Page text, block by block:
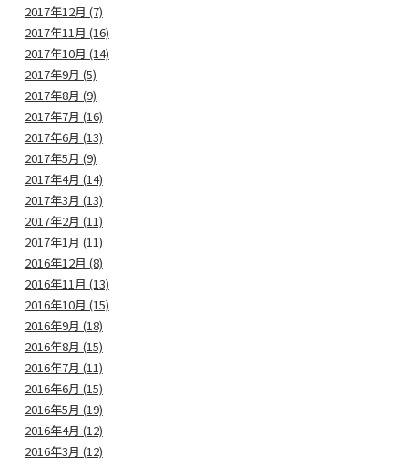
2017年12月 (7)
2017年11月 (16)
2017年10月 (14)
2017年9月 (5)
2017年8月 (9)
2017年7月 (16)
2017年6月 (13)
2017年5月 (9)
2017年4月 (14)
2017年3月 (13)
2017年2月 (11)
2017年1月 (11)
2016年12月 (8)
2016年11月 (13)
2016年10月 (15)
2016年9月 (18)
2016年8月 (15)
2016年7月 (11)
2016年6月 (15)
2016年5月 (19)
2016年4月 (12)
2016年3月 (12)